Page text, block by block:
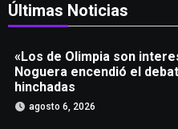
Últimas Noticias
«Los de Olimpia son
Noguera encendió el
hinchadas
agosto 6, 2026